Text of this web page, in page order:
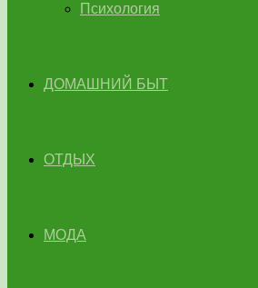
Психология
ДОМАШНИЙ БЫТ
ОТДЫХ
МОДА